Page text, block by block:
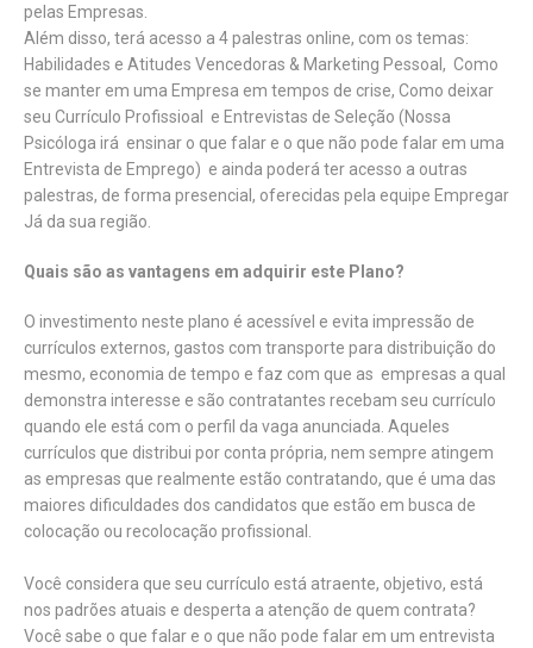
pelas Empresas.
Além disso, terá acesso a 4 palestras online, com os temas:
Habilidades e Atitudes Vencedoras & Marketing Pessoal, Como
se manter em uma Empresa em tempos de crise, Como deixar
seu Currículo Profissioal e Entrevistas de Seleção (Nossa
Psicóloga irá ensinar o que falar e o que não pode falar em uma
Entrevista de Emprego) e ainda poderá ter acesso a outras
palestras, de forma presencial, oferecidas pela equipe Empregar
Já da sua região.
Quais são as vantagens em adquirir este Plano?
O investimento neste plano é acessível e evita impressão de
currículos externos, gastos com transporte para distribuição do
mesmo, economia de tempo e faz com que as empresas a qual
demonstra interesse e são contratantes recebam seu currículo
quando ele está com o perfil da vaga anunciada. Aqueles
currículos que distribui por conta própria, nem sempre atingem
as empresas que realmente estão contratando, que é uma das
maiores dificuldades dos candidatos que estão em busca de
colocação ou recolocação profissional.
Você considera que seu currículo está atraente, objetivo, está
nos padrões atuais e desperta a atenção de quem contrata?
Você sabe o que falar e o que não pode falar em um entrevista